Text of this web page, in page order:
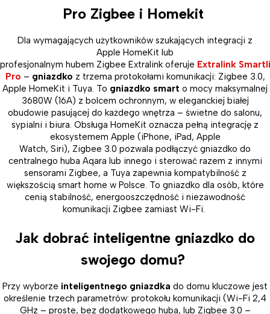
Pro Zigbee i Homekit
Dla wymagających użytkowników szukających integracji z
Apple HomeKit lub
profesjonalnym hubem Zigbee Extralink oferuje Extralink
Pro – gniazdko z trzema protokołami komunikacji: Zigbee 3.0,
Apple HomeKit i Tuya. To gniazdko smart o mocy maksymalnej
3680W (16A) z bolcem ochronnym, w eleganckiej białej
obudowie pasującej do każdego wnętrza – świetne do salonu,
sypialni i biura. Obsługa HomeKit oznacza pełną integrację z
ekosystemem Apple (iPhone, iPad, Apple
Watch, Siri), Zigbee 3.0 pozwala podłączyć gniazdko do
centralnego huba Aqara lub innego i sterować razem z innymi
sensorami Zigbee, a Tuya zapewnia kompatybilność z
większością smart home w Polsce. To gniazdko dla osób, które
cenią stabilność, energooszczędność i niezawodność
komunikacji Zigbee zamiast Wi-Fi.
Jak dobrać inteligentne gniazdko do
swojego domu?
Przy wyborze inteligentnego gniazdka do domu kluczowe jest
określenie trzech parametrów: protokołu komunikacji (Wi-Fi 2,4
GHz – proste, bez dodatkowego huba, lub Zigbee 3.0 –